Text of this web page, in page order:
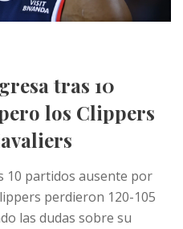
tras 10
los Clippers
10 partidos ausente por
perdieron 120-105
las dudas sobre su